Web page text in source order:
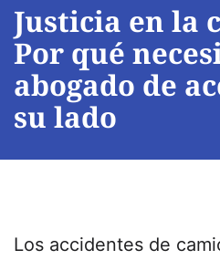
Justicia en la
Por qué
abogado de
su lado
Los accidentes de